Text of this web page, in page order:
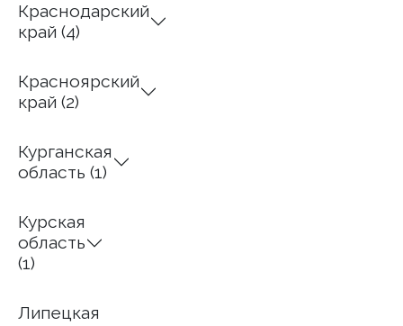
Краснодарский
край (4)
Красноярский
край (2)
Курганская
область (1)
Курская
область
(1)
Липецкая